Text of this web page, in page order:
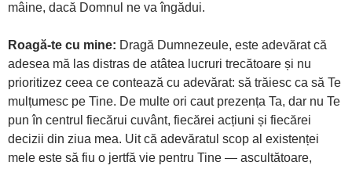
mâine, dacă Domnul ne va îngădui.
Roagă-te cu mine: Dragă Dumnezeule, este adevărat că
adesea mă las distras de atâtea lucruri trecătoare și nu
prioritizez ceea ce contează cu adevărat: să trăiesc ca să Te
mulțumesc pe Tine. De multe ori caut prezența Ta, dar nu Te
pun în centrul fiecărui cuvânt, fiecărei acțiuni și fiecărei
decizii din ziua mea. Uit că adevăratul scop al existenței
mele este să fiu o jertfă vie pentru Tine — ascultătoare,